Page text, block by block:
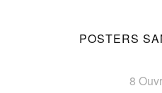
POSTERS
8